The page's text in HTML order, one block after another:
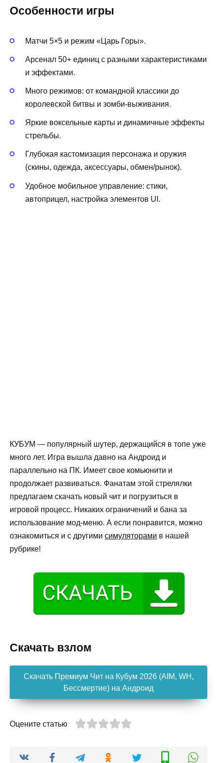
Особенности игры
Матчи 5×5 и режим «Царь Горы».
Арсенал 50+ единиц с разными характеристиками
и эффектами.
Много режимов: от командной классики до
королевской битвы и зомби‑выживания.
Яркие воксельные карты и динамичные эффекты
стрельбы.
Глубокая кастомизация персонажа и оружия
(скины, одежда, аксессуары, обмен/рынок).
Удобное мобильное управление: стики,
автоприцел, настройка элементов UI.
КУБУМ — популярный шутер, держащийся в топе уже
много лет. Игра вышла давно на Андроид и
параллельно на ПК. Имеет свое комьюнити и
продолжает развиваться. Фанатам этой стрелялки
предлагаем скачать новый чит и погрузиться в
игровой процесс. Никаких ограничений и бана за
использование мод-меню. А если понравится, можно
ознакомиться и с другими симуляторами в нашей
рубрике!
Скачать взлом
Скачать Премиум Чит на Кубум 2026 (AIM, WH,
Бессмертие) на Андроид
Оцените статью